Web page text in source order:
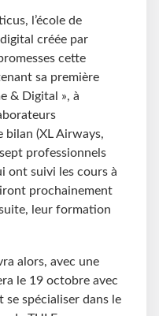
l’école de
créée par
cette
sa première
& Digital », à
bilan (XL Airways,
professionnels
ont suivi les cours à
prochainement
leur formation
alors, avec une
le 19 octobre avec
spécialiser dans le